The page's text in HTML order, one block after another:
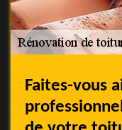
Faites-vous